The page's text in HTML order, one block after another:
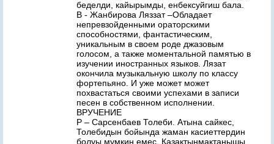
беделди, кайырымды, енбексуйгиш бала.
В - Жанбирова Ляззат –Обладает
непревзойденными ораторскими
способностями, фантастическим,
уникальным в своем роде джазовым
голосом, а также моментальной памятью в
изучении иностранных языков. Лязат
окончила музыкальную школу по классу
фортепьяно. И уже может может
похвастаться своими успехами в записи
песен в собственном исполнении.
ВРУЧЕНИЕ
Р – Сарсенбаев Толеби. Атына сайкес,
Толебидын бойында жаман касиеттердин
болуы мумкин емес. Казактынмактанышы